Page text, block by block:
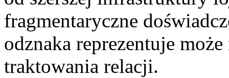
fragmentaryczne
odznaka reprezentuje
traktowania relacji.